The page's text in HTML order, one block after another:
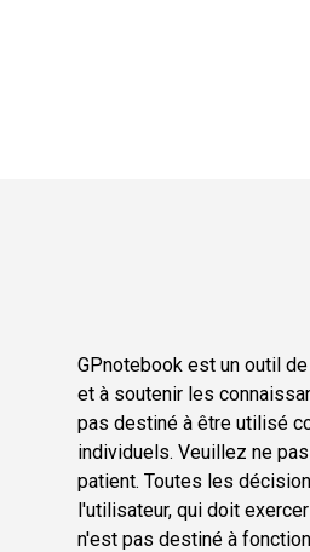
GPnotebook est un outil
et à soutenir les
pas destiné à être utilisé
individuels. Veuillez ne
patient. Toutes les
l'utilisateur, qui doit
n'est pas destiné à